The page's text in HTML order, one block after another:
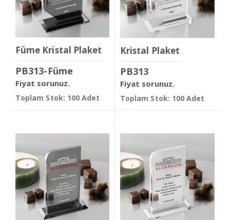
Füme Kristal Plaket
PB313-Füme
Fiyat sorunuz.
Toplam Stok: 100 Adet
Kristal Plaket
PB313
Fiyat sorunuz.
Toplam Stok: 100 Adet